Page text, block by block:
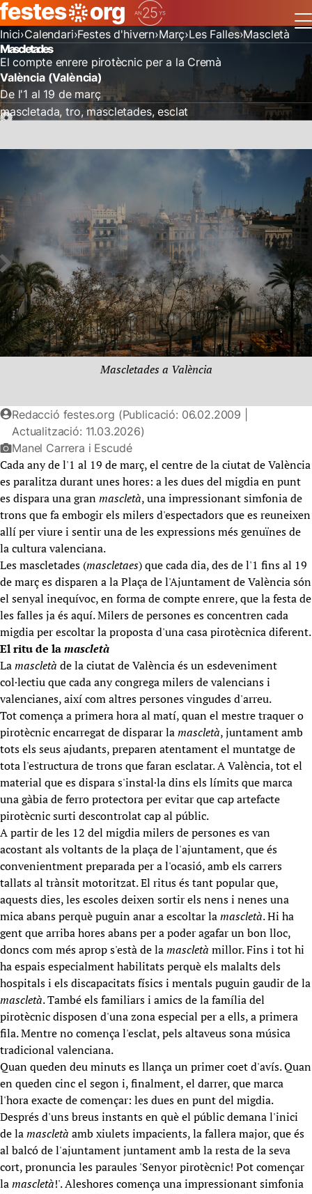
Inici Calendari Festes d'hivern Març Les Falles Mascletà
Mascletades
El compte enrere pirotècnic per a la Cremà
València (València)
De l'1 al 19 de març
mascletada tro mascletades esclat
Mascletades a València
Redacció festes.org (Publicació: 06.02.2009 |
Actualització: 11.03.2026)
Manel Carrera i Escudé
Cada any de l'1 al 19 de març, el centre de la ciutat de València
es paralitza durant unes hores: a les dues del migdia en punt
es dispara una granmascletà, una impressionant simfonia de
trons que fa embogir els milers d'espectadors que es reuneixen
allí per viure i sentir una de les expressions més genuïnes de
la cultura valenciana.
Les mascletades (mascletaes) que cada dia, des de l'1 fins al 19
de març es disparen a la Plaça de l'Ajuntament de València són
el senyal inequívoc, en forma de compte enrere, que la festa de
les falles ja és aquí. Milers de persones es concentren cada
migdia per escoltar la proposta d'una casa pirotècnica diferent.
El ritu de lamascletà
Lamascletà de la ciutat de València és un esdeveniment
col·lectiu que cada any congrega milers de valencians i
valencianes, així com altres persones vingudes d'arreu.
Tot comença a primera hora al matí, quan el mestre traquer o
pirotècnic encarregat de disparar lamascletà, juntament amb
tots els seus ajudants, preparen atentament el muntatge de
tota l'estructura de trons que faran esclatar. A València, tot el
material que es dispara s'instal·la dins els límits que marca
una gàbia de ferro protectora per evitar que cap artefacte
pirotècnic surti descontrolat cap al públic.
A partir de les 12 del migdia milers de persones es van
acostant als voltants de la plaça de l'ajuntament, que és
convenientment preparada per a l'ocasió, amb els carrers
tallats al trànsit motoritzat. El ritus és tant popular que,
aquests dies, les escoles deixen sortir els nens i nenes una
mica abans perquè puguin anar a escoltar lamascletà. Hi ha
gent que arriba hores abans per a poder agafar un bon lloc,
doncs com més aprop s'està de lamascletà millor. Fins i tot hi
ha espais especialment habilitats perquè els malalts dels
hospitals i els discapacitats físics i mentals puguin gaudir de la
mascletà. També els familiars i amics de la família del
pirotècnic disposen d'una zona especial per a ells, a primera
fila. Mentre no comença l'esclat, pels altaveus sona música
tradicional valenciana.
Quan queden deu minuts es llança un primer coet d'avís. Quan
en queden cinc el segon i, finalment, el darrer, que marca
l'hora exacte de començar: les dues en punt del migdia.
Després d'uns breus instants en què el públic demana l'inici
de lamascletà amb xiulets impacients, la fallera major, que és
al balcó de l'ajuntament juntament amb la resta de la seva
cort, pronuncia les paraules 'Senyor pirotècnic! Pot començar
lamascletà!'. Aleshores comença una impressionant simfonia